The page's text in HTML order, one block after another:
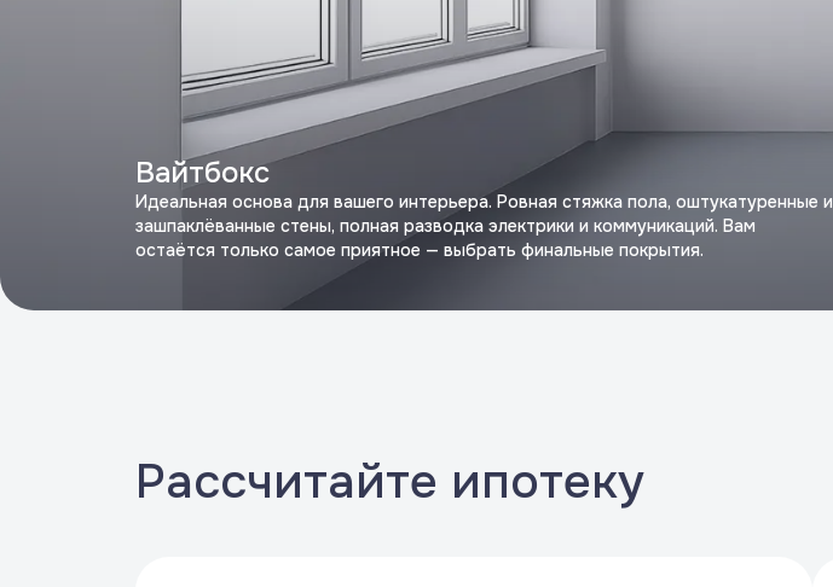
Вайтбокс
Идеальная основа для вашего интерьера. Ровная стяжка пола, оштукатуренные и
зашпаклёванные стены, полная разводка электрики и коммуникаций. Вам
остаётся только самое приятное — выбрать финальные покрытия.
Рассчитайте ипотеку